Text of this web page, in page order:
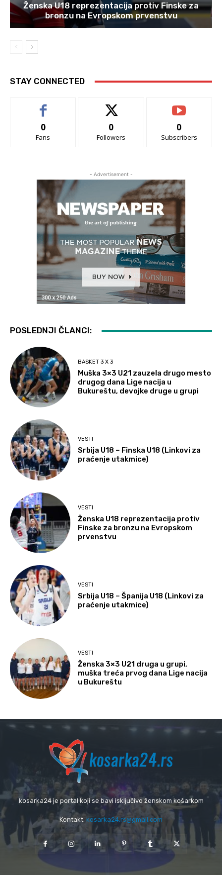
Ženska U18 reprezentacija protiv Finske za
bronzu na Evropskom prvenstvu
STAY CONNECTED
0
Fans
0
Followers
0
Subscribers
- Advertisement -
POSLEDNJI ČLANCI:
BASKET 3 X 3
Muška 3×3 U21 zauzela drugo mesto
drugog dana Lige nacija u
Bukureštu, devojke druge u grupi
VESTI
Srbija U18 – Finska U18 (Linkovi za
praćenje utakmice)
VESTI
Ženska U18 reprezentacija protiv
Finske za bronzu na Evropskom
prvenstvu
VESTI
Srbija U18 – Španija U18 (Linkovi za
praćenje utakmice)
VESTI
Ženska 3×3 U21 druga u grupi,
muška treća prvog dana Lige nacija
u Bukureštu
kosarka24 je portal koji se bavi isključivo ženskom košarkom
Kontakt: kosarka24.rs@gmail.com